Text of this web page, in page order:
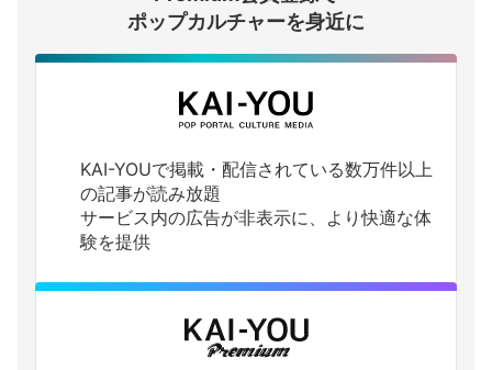
ポップカルチャーを身近に
KAI-YOUで掲載・配信されている数万件以上
の記事が読み放題
サービス内の広告が非表示に、より快適な体
験を提供